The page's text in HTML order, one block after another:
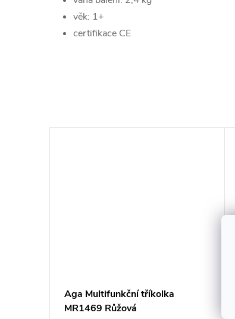
věk: 1+
certifikace CE
Aga Multifunkční tříkolka
MR1469 Růžová